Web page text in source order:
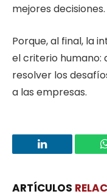
mejores decisiones.
Porque, al final, la
el criterio humano:
resolver los
a las empresas.
LinkedIn
ARTÍCULOS